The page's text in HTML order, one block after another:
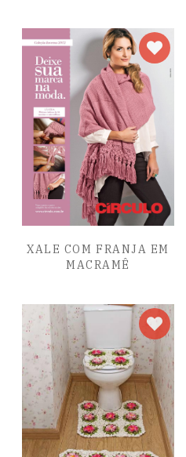
XALE COM FRANJA EM
MACRAMÊ